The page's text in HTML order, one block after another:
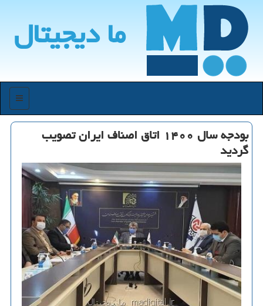
ما دیجیتال
منو
بودجه سال ۱۴۰۰ اتاق اصناف ایران تصویب
گردید